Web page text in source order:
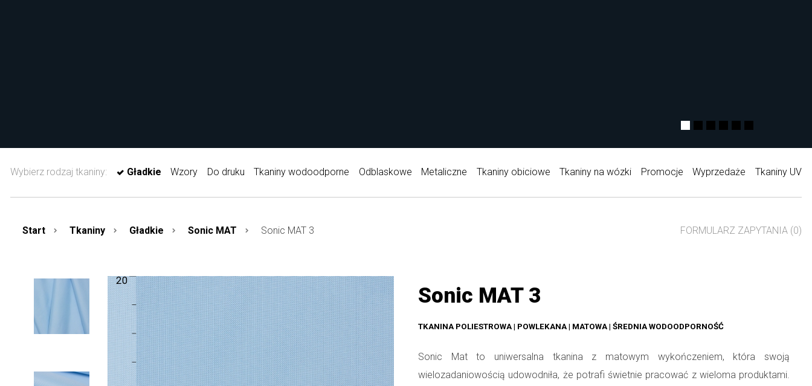
Wybierz rodzaj tkaniny: Gładkie Wzory Do druku Tkaniny wodoodporne Odblaskowe Metaliczne Tkaniny obiciowe Tkaniny na wózki Promocje Wyprzedaże Tkaniny UV
Start Tkaniny Gładkie Sonic MAT Sonic MAT 3 FORMULARZ ZAPYTANIA (0)
Sonic MAT 3
TKANINA POLIESTROWA | POWLEKANA | MATOWA | ŚREDNIA WODOODPORNOŚĆ
Sonic Mat to uniwersalna tkanina z matowym wykończeniem, która swoją
wielozadaniowością udowodniła, że potrafi świetnie pracować z wieloma produktami.